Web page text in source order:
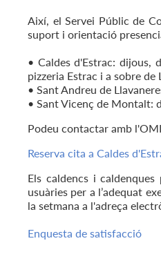
Així, el Servei Públic de
suport i orientació
• Caldes d'Estrac: dijous,
pizzeria Estrac i a sobre
• Sant Andreu de
• Sant Vicenç de Montalt:
Podeu contactar amb
Reserva cita a Caldes
Els caldencs i
usuàries per a l’adequat
la setmana a l'adreça
Enquesta de satisfacció